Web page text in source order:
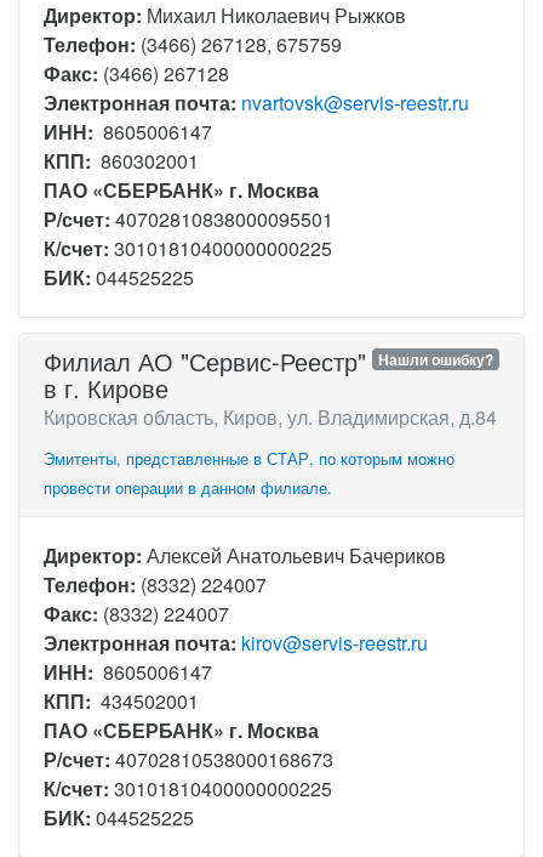
Директор: Михаил Николаевич Рыжков
Телефон: (3466) 267128, 675759
Факс: (3466) 267128
Электронная почта: nvartovsk@servis-reestr.ru
ИНН: 8605006147
КПП: 860302001
ПАО «СБЕРБАНК» г. Москва
Р/счет: 40702810838000095501
К/счет: 30101810400000000225
БИК: 044525225
Нашли ошибку?
Филиал АО "Сервис-Реестр"
в г. Кирове
Кировская область, Киров, ул. Владимирская, д.84
Эмитенты, представленные в СТАР, по которым можно
провести операции в данном филиале.
Директор: Алексей Анатольевич Бачериков
Телефон: (8332) 224007
Факс: (8332) 224007
Электронная почта: kirov@servis-reestr.ru
ИНН: 8605006147
КПП: 434502001
ПАО «СБЕРБАНК» г. Москва
Р/счет: 40702810538000168673
К/счет: 30101810400000000225
БИК: 044525225